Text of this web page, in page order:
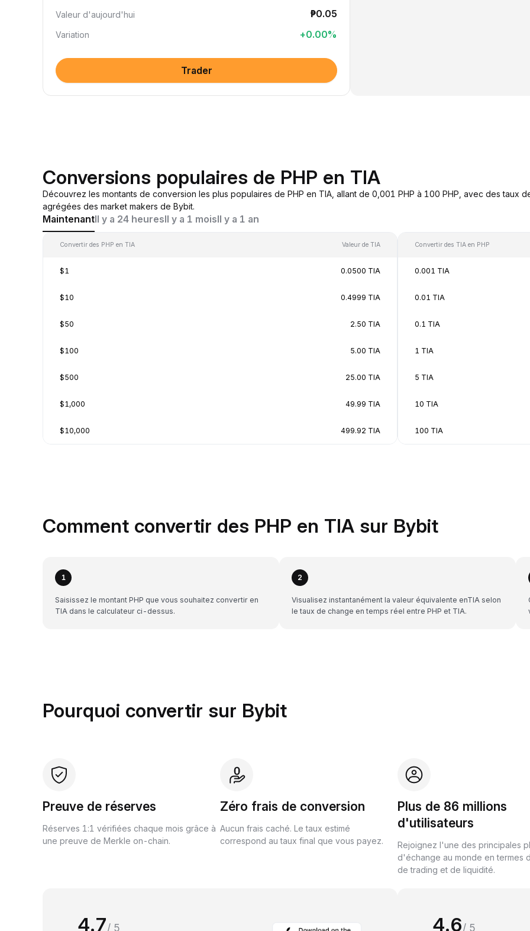
Valeur d'aujourd'hui ₱0.05
Variation +0.00%
Trader
Conversions populaires de PHP en TIA
Découvrez les montants de conversion les plus populaires de PHP en TIA, allant de 0,001 PHP à 100 PHP, avec des taux
agrégées des market makers de Bybit.
MaintenantIl y a 24 heuresIl y a 1 moisIl y a 1 an
Convertir des PHP en TIA Valeur de TIA
$1 0.0500 TIA
$10 0.4999 TIA
$50 2.50 TIA
$100 5.00 TIA
$500 25.00 TIA
$1,000 49.99 TIA
$10,000 499.92 TIA
Convertir des TIA en PHP
0.001 TIA
0.01 TIA
0.1 TIA
1 TIA
5 TIA
10 TIA
100 TIA
Comment convertir des PHP en TIA sur Bybit
1
Saisissez le montant PHP que vous souhaitez convertir en
TIA dans le calculateur ci-dessus.
2
Visualisez instantanément la valeur équivalente enTIA selon
le taux de change en temps réel entre PHP et TIA.
Pourquoi convertir sur Bybit
Preuve de réserves
Réserves 1:1 vérifiées chaque mois grâce à
une preuve de Merkle on-chain.
Zéro frais de conversion
Aucun frais caché. Le taux estimé
correspond au taux final que vous payez.
Plus de 86 millions
d'utilisateurs
Rejoignez l'une des principales
d'échange au monde en termes
de trading et de liquidité.
4.7/ 5 4.6/ 5